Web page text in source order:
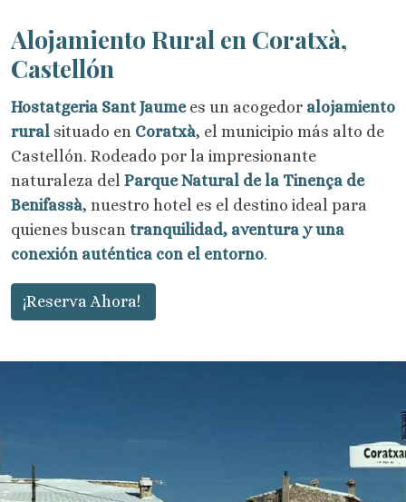
Alojamiento Rural en Coratxà,
Castellón
Hostatgeria Sant Jaumees un acogedor alojamiento
rural situado en Coratxà, el municipio más alto de
Castellón. Rodeado por la impresionante
naturaleza del Parque Natural de la Tinença de
Benifassà, nuestro hotel es el destino ideal para
quienes buscan tranquilidad, aventura y una
conexión auténtica con el entorno.
¡Reserva Ahora!